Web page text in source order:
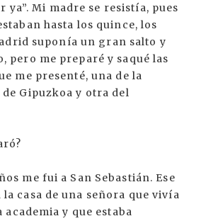
ya”. Mi madre se resistía, pues
hasta los quince, los
suponía un gran salto y
pero me preparé y saqué las
me presenté, una de la
Gipuzkoa y otra del
me fui a San Sebastián. Ese
la casa de una señora que vivía
academia y que estaba